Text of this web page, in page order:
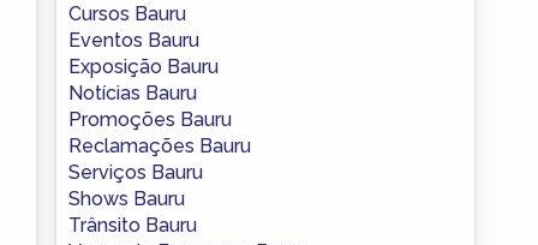
Cursos Bauru
Eventos Bauru
Exposição Bauru
Notícias Bauru
Promoções Bauru
Reclamações Bauru
Serviços Bauru
Shows Bauru
Trânsito Bauru